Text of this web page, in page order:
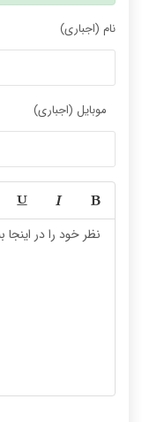
نام (اجباری)
موبایل (اجباری)